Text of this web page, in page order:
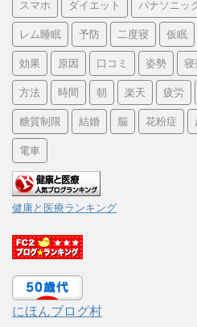
スマホ ダイエット パナソニッ
レム睡眠 予防 二度寝 仮眠
効果 原因 口コミ 姿勢 寝
方法 時間 朝 楽天 疲労
糖質制限 結婚 脳 花粉症
電車
健康と医療ランキング
にほんブログ村